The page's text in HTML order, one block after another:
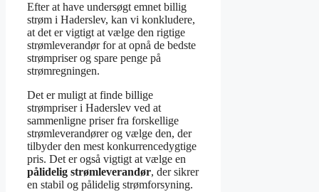
Efter at have undersøgt emnet billig
strøm i Haderslev, kan vi konkludere,
at det er vigtigt at vælge den rigtige
strømleverandør for at opnå de bedste
strømpriser og spare penge på
strømregningen.
Det er muligt at finde billige
strømpriser i Haderslev ved at
sammenligne priser fra forskellige
strømleverandører og vælge den, der
tilbyder den mest konkurrencedygtige
pris. Det er også vigtigt at vælge en
pålidelig strømleverandør, der sikrer
en stabil og pålidelig strømforsyning.